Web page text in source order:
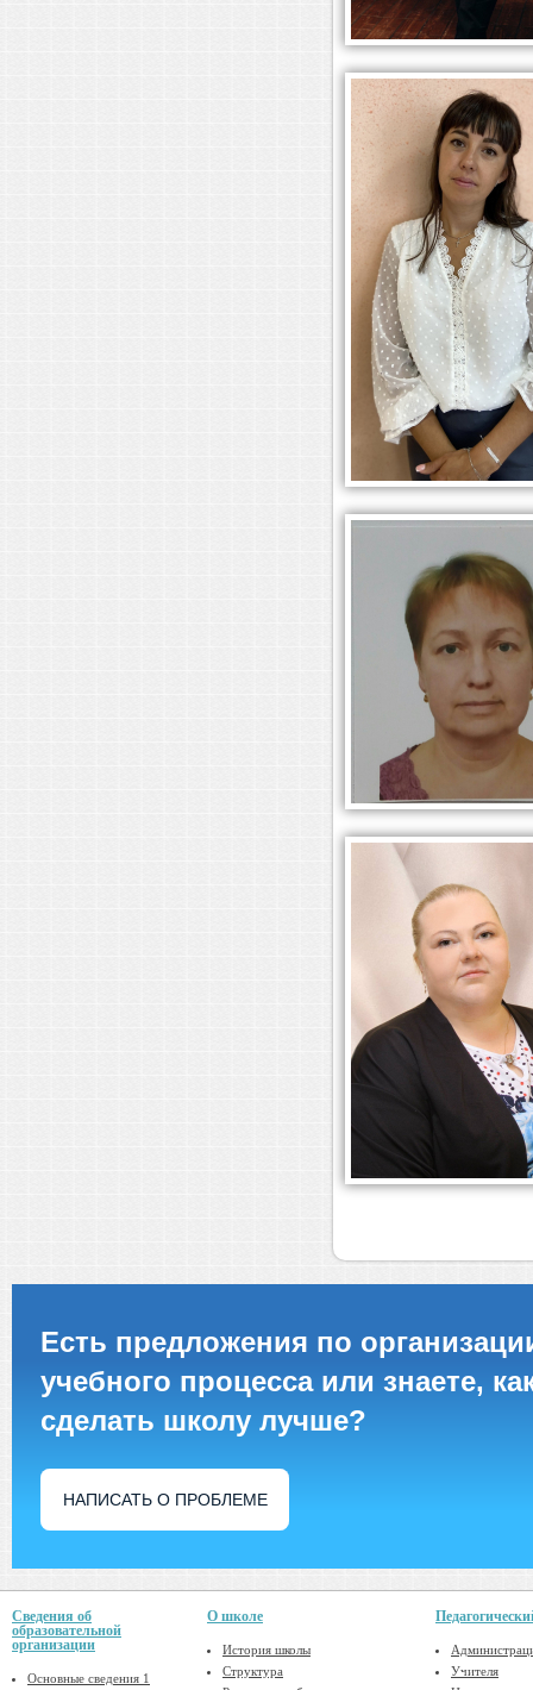
Есть предложения по
учебного процесса или знаете,
сделать школу лучше?
НАПИСАТЬ О ПРОБЛЕМЕ
Сведения об
образовательной
организации
Основные сведения 1
О школе
История школы
Структура
Учителя